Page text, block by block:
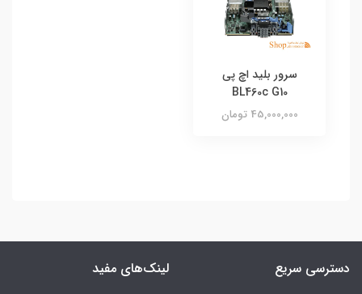
سرور بلید اچ پی
BL460c G10
45,000,000 تومان
دسترسی سریع لینک‌های مفید